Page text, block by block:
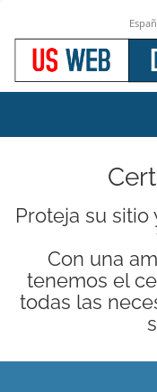
Proteja su sitio
Con una
tenemos el
todas las